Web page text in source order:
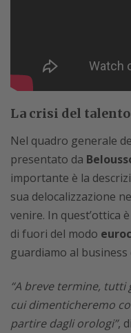
La crisi del talento
Nel quadro generale
presentato da
importante è la
sua delocalizzazione
venire. In quest’ottica
di fuori del modo
guardiamo al business
“A breve termine,
cui dimenticheremo
partire dagli orologi”,